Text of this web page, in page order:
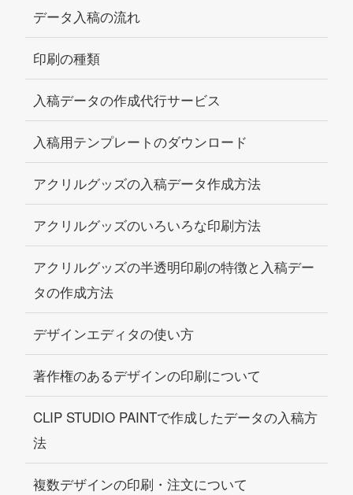
データ入稿の流れ
印刷の種類
入稿データの作成代行サービス
入稿用テンプレートのダウンロード
アクリルグッズの入稿データ作成方法
アクリルグッズのいろいろな印刷方法
アクリルグッズの半透明印刷の特徴と入稿デー
タの作成方法
デザインエディタの使い方
著作権のあるデザインの印刷について
CLIP STUDIO PAINTで作成したデータの入稿方
法
複数デザインの印刷・注文について